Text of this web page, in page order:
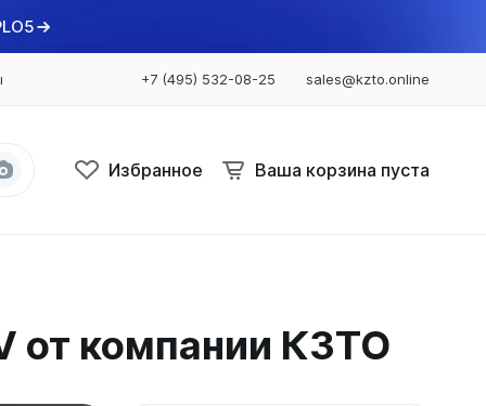
+7 (495) 532-08-25 sales@kzto.online
Избранное Ваша корзина пуста
Bataria 3
от компании КЗТО